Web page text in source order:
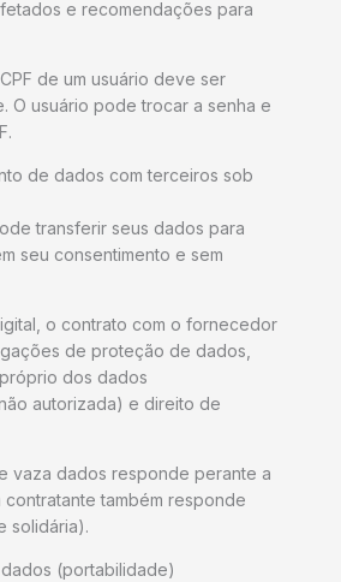
e recomendações para
de um usuário deve ser
O usuário pode trocar a senha e
de dados com terceiros sob
transferir seus dados para
seu consentimento e sem
o contrato com o fornecedor
de proteção de dados,
dos dados
autorizada) e direito de
vaza dados responde perante a
contratante também responde
solidária).
(portabilidade)